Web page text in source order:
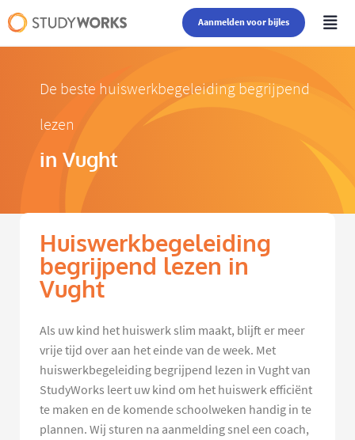
Aanmelden voor bijles
De beste huiswerkbegeleiding begrijpend
lezen
in Vught
Huiswerkbegeleiding
begrijpend lezen in
Vught
Als uw kind het huiswerk slim maakt, blijft er meer
vrije tijd over aan het einde van de week. Met
huiswerkbegeleiding begrijpend lezen in Vught van
StudyWorks leert uw kind om het huiswerk efficiënt
te maken en de komende schoolweken handig in te
plannen. Wij sturen na aanmelding snel een coach,